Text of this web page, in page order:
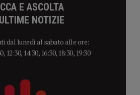
E ASCOLTA
NOTIZIE
dal lunedì al sabato alle ore:
12:30, 14:30, 16:30, 18:30, 19:30